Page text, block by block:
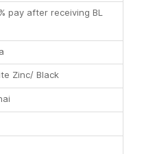
pay after receiving BL
Zinc/ Black